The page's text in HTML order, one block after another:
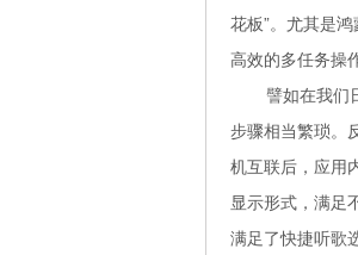
花板”。尤其是
高效的多任务操
譬如在我们
步骤相当繁琐。
机互联后，应用
显示形式，满足
满足了快捷听歌